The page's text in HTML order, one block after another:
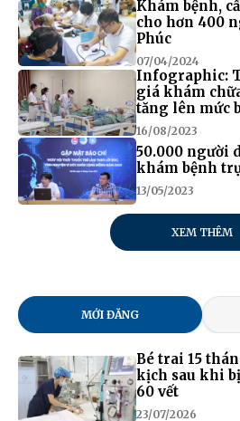
Khám bệnh,
cho hơn 400
Phúc
07/04/2024
Infographic:
giá khám
tăng lên mức
16/08/2023
50.000 người
khám bệnh
13/05/2023
XEM THÊM
MỚI ĐĂNG
Bé trai 15
kịch sau khi
60 vết
23/07/2026